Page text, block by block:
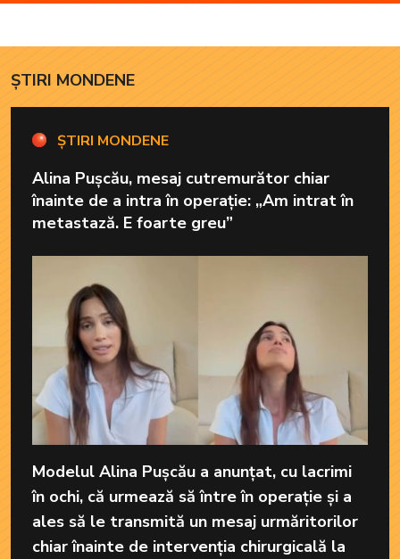
ȘTIRI MONDENE
ȘTIRI MONDENE
Alina Pușcău, mesaj cutremurător chiar
înainte de a intra în operație: „Am intrat în
metastază. E foarte greu”
Modelul Alina Pușcău a anunțat, cu lacrimi
în ochi, că urmează să între în operație și a
ales să le transmită un mesaj urmăritorilor
chiar înainte de intervenția chirurgicală la